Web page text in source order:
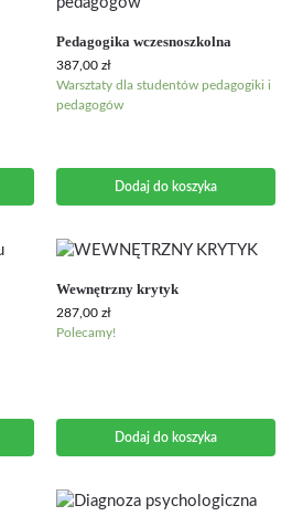
Pedagogika wczesnoszkolna
387,00 zł
Warsztaty dla studentów pedagogiki i
pedagogów
Dodaj do koszyka
Wewnętrzny krytyk
287,00 zł
Polecamy!
Dodaj do koszyka